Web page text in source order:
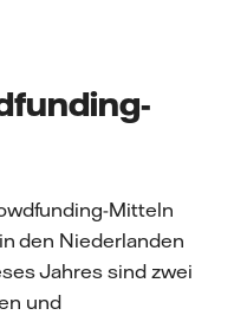
Mitteln
den Niederlanden
Jahres sind zwei
und